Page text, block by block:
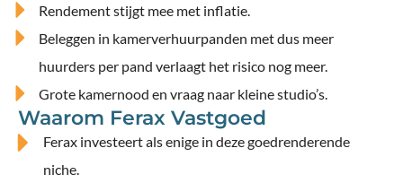
Rendement stijgt mee met inflatie.
Beleggen in kamerverhuurpanden met dus meer
huurders per pand verlaagt het risico nog meer.
Grote kamernood en vraag naar kleine studio’s.
Waarom Ferax Vastgoed
Ferax investeert als enige in deze goedrenderende
niche.